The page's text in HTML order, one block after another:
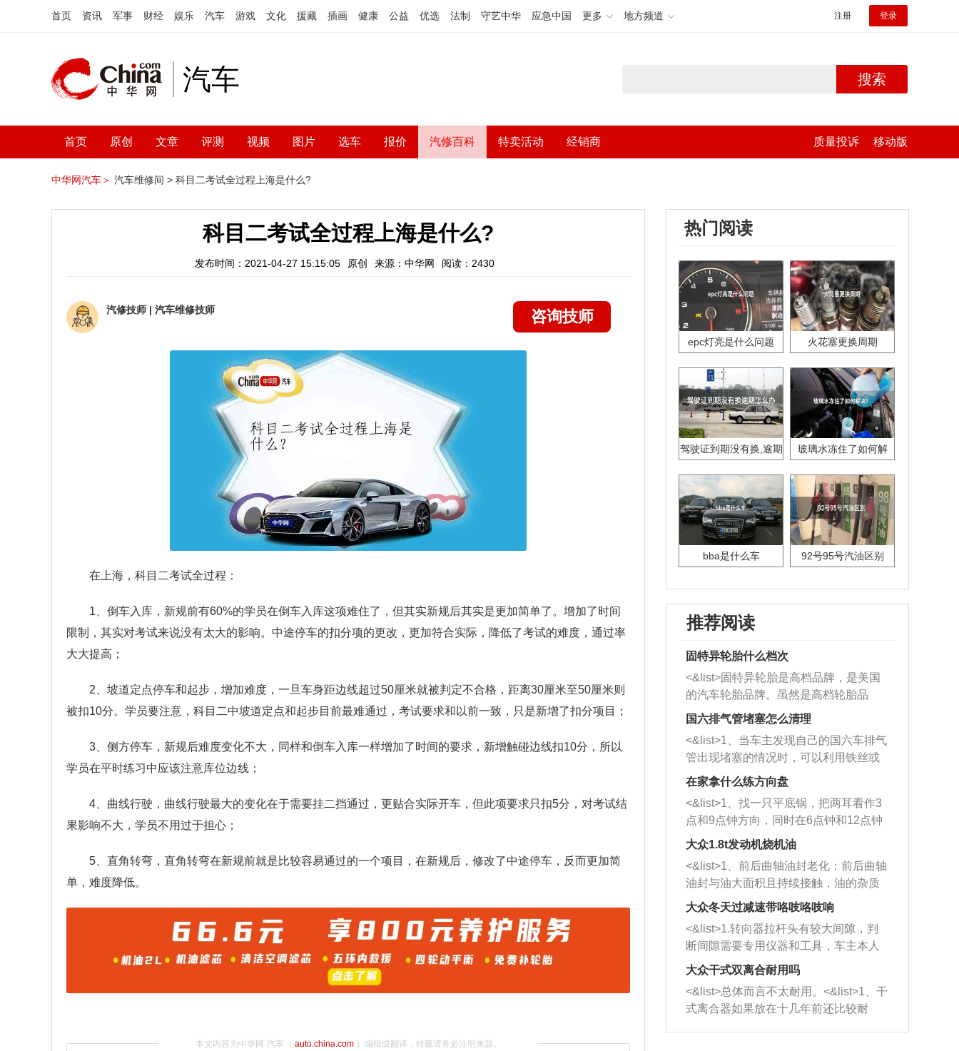
首页 资讯 军事 财经 娱乐 汽车 游戏 文化 援藏 插画 健康 公益 优选 法制 守艺中华 应急中国 更多 地方频道 注册 登录
汽车 搜索
首页 原创 文章 评测 视频 图片 选车 报价 汽修百科 特卖活动 经销商 质量投诉 移动版
中华网汽车＞ 汽车维修间 > 科目二考试全过程上海是什么?
科目二考试全过程上海是什么?
发布时间：2021-04-27 15:15:05 原创 来源：中华网 阅读：2430
汽修技师 | 汽车维修技师 咨询技师
在上海，科目二考试全过程：
1、倒车入库，新规前有60%的学员在倒车入库这项难住了，但其实新规后其实是更加简单了。增加了时间
限制，其实对考试来说没有太大的影响。中途停车的扣分项的更改，更加符合实际，降低了考试的难度，通过率
大大提高；
2、坡道定点停车和起步，增加难度，一旦车身距边线超过50厘米就被判定不合格，距离30厘米至50厘米则
被扣10分。学员要注意，科目二中坡道定点和起步目前最难通过，考试要求和以前一致，只是新增了扣分项目；
3、侧方停车，新规后难度变化不大，同样和倒车入库一样增加了时间的要求，新增触碰边线扣10分，所以
学员在平时练习中应该注意库位边线；
4、曲线行驶，曲线行驶最大的变化在于需要挂二挡通过，更贴合实际开车，但此项要求只扣5分，对考试结
果影响不大，学员不用过于担心；
5、直角转弯，直角转弯在新规前就是比较容易通过的一个项目，在新规后，修改了中途停车，反而更加简
单，难度降低。
本文内容为中华网·汽车（ auto.china.com）编辑或翻译，转载请务必注明来源。
热门阅读
epc灯亮是什么问题 火花塞更换周期
驾驶证到期没有换,逾期
玻璃水冻住了如何解
bba是什么车 92号95号汽油区别
推荐阅读
固特异轮胎什么档次
<&list>固特异轮胎是高档品牌，是美国
的汽车轮胎品牌。虽然是高档轮胎品
牌，但是中高低端的轮胎都有生产，这
也是为了更好的开拓市场。
国六排气管堵塞怎么清理
<&list>1、当车主发现自己的国六车排气
管出现堵塞的情况时，可以利用铁丝或
者是细棍，直接将杂物给取出来，如果
堵塞情况比较严重，也可以采取应急措
施。 <&list>2、直接利用木棍将所有的
杂物推到排气管里面的位置处，然后将
三元催化器拆解开，就可以将堵塞的东
西取出来。但如果是因为积碳过多引起
的堵塞，就需要将三元催化器泡在草酸
洗剂对堵塞的情况得到解决，将清洗剂
放在燃油箱中，与燃油混合后，车辆启
动时，就可以和汽油一起进入到燃烧
室，最后形成废气排出，就可以让三元
催化器得到清洗，排气管堵塞的情况就
能够得到解决。
在家拿什么练方向盘
<&list>1、找一只平底锅，把两耳看作3
点和9点钟方向，同时在6点钟和12点钟
方向做一个标记。 <&list>2、双手握住
一圈半的练习，往右同样也要打相同的
圈数。 <&list>3、最后强调要反复练
习，这样就可以形成肌肉记忆，在真实
驾驶车辆时，不需要记忆也能打好方
向。
大众1.8t发动机烧机油
<&list>1、前后曲轴油封老化：前后曲轴
油封与油大面积且持续接触，油的杂质
和发动机内持续温度变化使其密封效果
逐渐减弱，导致渗油或漏油。<&list>2、
活塞间隙过大：积碳会使活塞环与缸体
的间隙扩大，导致机油流入燃烧室中，
造成烧机油。<&list>3、机油粘度。使用
机油粘度过小的话，同样会有烧机油现
象，机油粘度过小具有很好的流动性，
大众冬天过减速带咯吱咯吱响
<&list>1.转向器拉杆头有较大间隙，判
断间隙需要专用仪器和工具，车主本人
无法制作，需要将车辆送到修理厂或4s
店；<&list>2.车辆半轴套管防尘罩破
裂，破裂后会出现漏油现象，使半轴磨
损严重，磨损的半轴容易损坏，产生异
响；<&list>3.稳定器的转向胶套和球头
大众干式双离合耐用吗
<&list>总体而言不太耐用。<&list>1、干
式离合器如果放在十几年前还比较耐